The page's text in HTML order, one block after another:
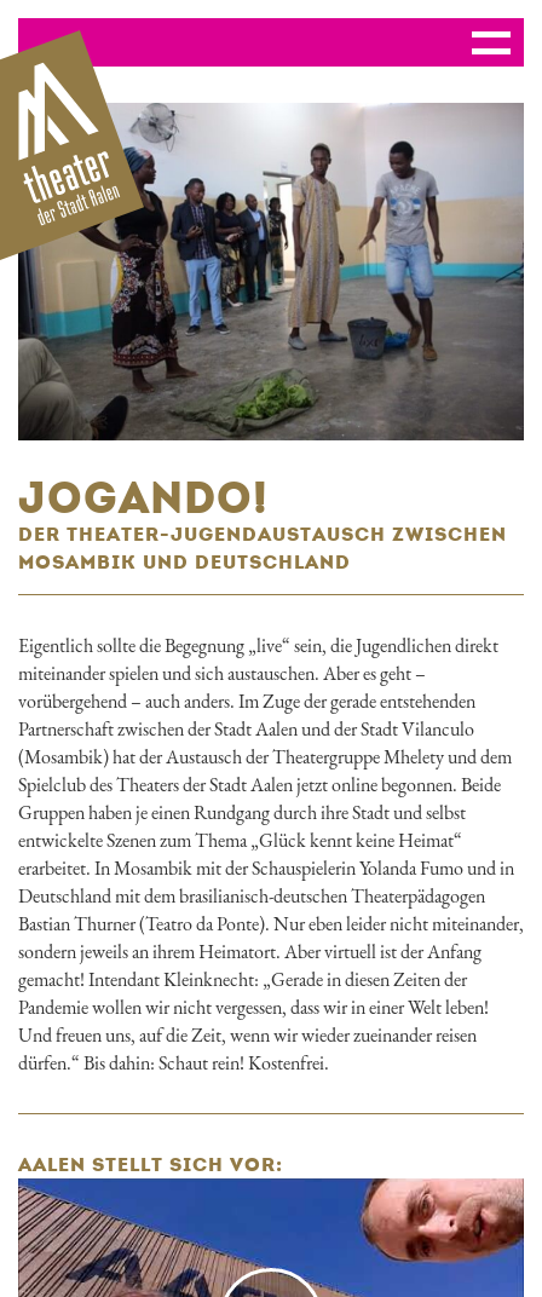
JOGANDO!
DER THEATER-JUGENDAUSTAUSCH ZWISCHEN
MOSAMBIK UND DEUTSCHLAND
Eigentlich sollte die Begegnung „live“ sein, die Jugendlichen direkt
miteinander spielen und sich austauschen. Aber es geht –
vorübergehend – auch anders. Im Zuge der gerade entstehenden
Partnerschaft zwischen der Stadt Aalen und der Stadt Vilanculo
(Mosambik) hat der Austausch der Theatergruppe Mhelety und dem
Spielclub des Theaters der Stadt Aalen jetzt online begonnen. Beide
Gruppen haben je einen Rundgang durch ihre Stadt und selbst
entwickelte Szenen zum Thema „Glück kennt keine Heimat“
erarbeitet. In Mosambik mit der Schauspielerin Yolanda Fumo und in
Deutschland mit dem brasilianisch-deutschen Theaterpädagogen
Bastian Thurner (Teatro da Ponte). Nur eben leider nicht miteinander,
sondern jeweils an ihrem Heimatort. Aber virtuell ist der Anfang
gemacht! Intendant Kleinknecht: „Gerade in diesen Zeiten der
Pandemie wollen wir nicht vergessen, dass wir in einer Welt leben!
Und freuen uns, auf die Zeit, wenn wir wieder zueinander reisen
dürfen.“ Bis dahin: Schaut rein! Kostenfrei.
AALEN STELLT SICH VOR: